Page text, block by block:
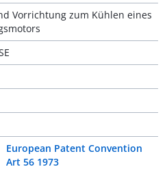
Vorrichtung zum Kühlen eines
European Patent Convention
Art 56 1973